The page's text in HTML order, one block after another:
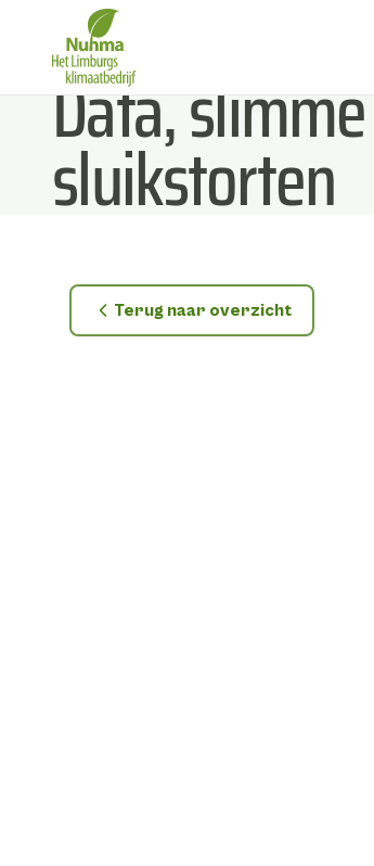
Direct naar inhoud
Data,
sluikstorten
Terug naar overzicht